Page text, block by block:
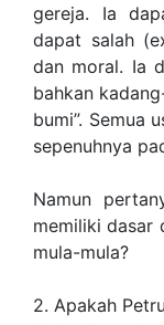
gereja. Ia
dapat salah
dan moral. Ia
bahkan
bumi”. Semua
sepenuhnya
Namun
memiliki dasar
mula-mula?
2. Apakah